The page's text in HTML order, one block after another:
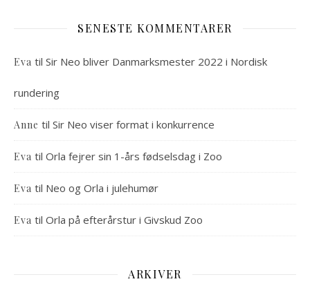
SENESTE KOMMENTARER
Eva til Sir Neo bliver Danmarksmester 2022 i Nordisk
rundering
Anne til Sir Neo viser format i konkurrence
Eva til Orla fejrer sin 1-års fødselsdag i Zoo
Eva til Neo og Orla i julehumør
Eva til Orla på efterårstur i Givskud Zoo
ARKIVER